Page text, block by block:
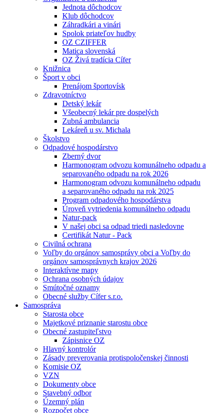
Jednota dôchodcov
Klub dôchodcov
Záhradkári a vinári
Spolok priateľov hudby
OZ CZIFFER
Matica slovenská
OZ Živá tradícia Cífer
Knižnica
Šport v obci
Prenájom športovísk
Zdravotníctvo
Detský lekár
Všeobecný lekár pre dospelých
Zubná ambulancia
Lekáreň u sv. Michala
Školstvo
Odpadové hospodárstvo
Zberný dvor
Harmonogram odvozu komunálneho odpadu a
separovaného odpadu na rok 2026
Harmonogram odvozu komunálneho odpadu
a separovaného odpadu na rok 2025
Program odpadového hospodárstva
Úroveň vytriedenia komunálneho odpadu
Natur-pack
V našej obci sa odpad triedi nasledovne
Certifikát Natur - Pack
Civilná ochrana
Voľby do orgánov samosprávy obci a Voľby do
orgánov samosprávnych krajov 2026
Interaktívne mapy
Ochrana osobných údajov
Smútočné oznamy
Obecné služby Cífer s.r.o.
Samospráva
Starosta obce
Majetkové priznanie starostu obce
Obecné zastupiteľstvo
Zápisnice OZ
Hlavný kontrolór
Zásady preverovania protispoločenskej činnosti
Komisie OZ
VZN
Dokumenty obce
Stavebný odbor
Územný plán
Rozpočet obce